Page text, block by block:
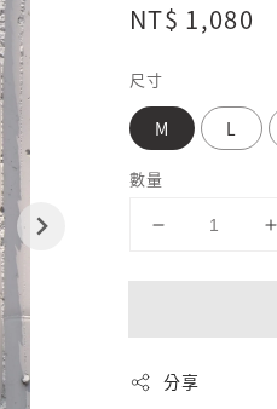
Regular
NT$ 1,080
尺寸
M L
數量
分享